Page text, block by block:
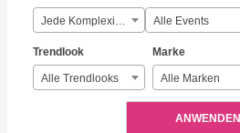
Jede Komplexität Alle Events
Trendlook
Alle Trendlooks
Marke
Alle Marken
ANWENDEN